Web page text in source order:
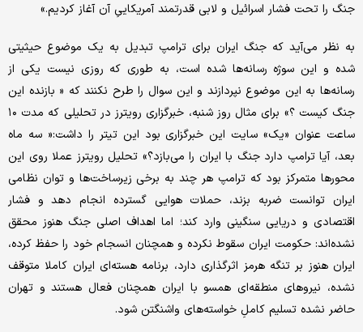
جنگ را تحت فشار اسرائیل و لابی قدرتمند آمریکاییِ آن آغاز کردیم.»
به نظر می‌آید که جنگ ایران برای ترامپ تبدیل به یک موضوع حیثیتی
شده و این سوژه رسانه‌ها شده است، به طوری که روزی نیست یکی از
رسانه‌ها به این موضوع نپردازند و این سوال را طرح نکنند که « بازنده این
جنگ کیست ؟» برای مثال روز شنبه، خبرگزاری رویترز در تحلیلی که مدت ۱۰
ساعت عنوان «یک» سایت این خبرگزاری بود این تیتر را داشت:« سه ماه
بعد، آیا ترامپ دارد جنگ با ایران را می‌بازد؟» تحلیل رویترز عملا روی این
محورها متمرکز بود که ترامپ هر چند به برخی زیرساخت‌ها و توان نظامی
ایران توانست ضربه بزند، حملات هوایی گسترده انجام دهد و فشار
اقتصادی و دریایی سنگینی وارد کند؛ اما اهداف اصلی جنگ هنوز محقق
نشده‌اند: حکومت ایران سقوط نکرده و همچنان انسجام خود را حفظ کرده،
ایران هنوز بر تنگه هرمز اثرگذاری دارد، برنامه هسته‌ای ایران کاملا متوقف
نشده، نیروهای منطقه‌ای همسو با ایران همچنان فعال هستند و تهران
حاضر نشده تسلیم کاملِ خواسته‌های واشنگتن شود.